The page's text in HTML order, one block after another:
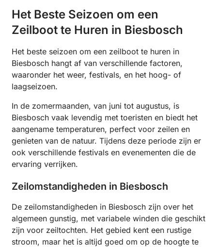
Het Beste Seizoen om een
Zeilboot te Huren in Biesbosch
Het beste seizoen om een zeilboot te huren in
Biesbosch hangt af van verschillende factoren,
waaronder het weer, festivals, en het hoog- of
laagseizoen.
In de zomermaanden, van juni tot augustus, is
Biesbosch vaak levendig met toeristen en biedt het
aangename temperaturen, perfect voor zeilen en
genieten van de natuur. Tijdens deze periode zijn er
ook verschillende festivals en evenementen die de
ervaring verrijken.
Zeilomstandigheden in Biesbosch
De zeilomstandigheden in Biesbosch zijn over het
algemeen gunstig, met variabele winden die geschikt
zijn voor zeiltochten. Het gebied kent een rustige
stroom, maar het is altijd goed om op de hoogte te